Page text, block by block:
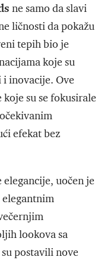
ne samo da slavi
ličnosti da pokažu
tepih bio je
koje su
inovacije. Ove
su se fokusirale
efekat bez
uočen je
elegantnim
lookova sa
postavili nove